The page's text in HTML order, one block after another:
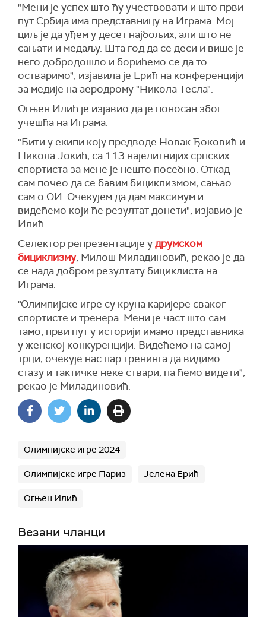
"Мени је успех што ћу учествовати и што први
пут Србија има представницу на Играма. Мој
циљ је да уђем у десет најбољих, али што не
сањати и медаљу. Шта год да се деси и више је
него добродошло и борићемо се да то
остваримо", изјавила је Ерић на конференцији
за медије на аеродрому "Никола Тесла".
Огњен Илић је изјавио да је поносан због
учешћа на Играма.
"Бити у екипи коју предводе Новак Ђоковић и
Никола Јокић, са 113 најелитнијих српских
спортиста за мене је нешто посебно. Откад
сам почео да се бавим бициклизмом, сањао
сам о ОИ. Очекујем да дам максимум и
видећемо који ће резултат донети", изјавио је
Илић.
Селектор репрезентације удрумском
бициклизму, Милош Миладиновић, рекао је да
се нада добром резултату бициклиста на
Играма.
"Олимпијске игре су круна каријере сваког
спортисте и тренера. Мени је част што сам
тамо, први пут у историји имамо представника
у женској конкуренцији. Видећемо на самој
трци, очекује нас пар тренинга да видимо
стазу и тактичке неке ствари, па ћемо видети",
рекао је Миладиновић.
Олимпијске игре 2024
Олимпијске игре Париз Јелена Ерић
Огњен Илић
Везани чланци